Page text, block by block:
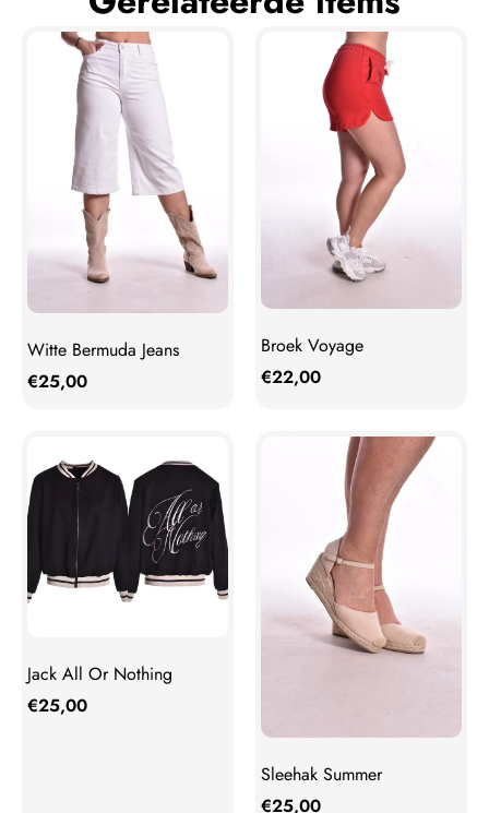
Witte Bermuda Jeans
€25,00
Broek Voyage
€22,00
Jack All Or Nothing
€25,00
Sleehak Summer
€25,00